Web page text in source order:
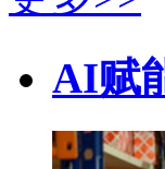
AI赋